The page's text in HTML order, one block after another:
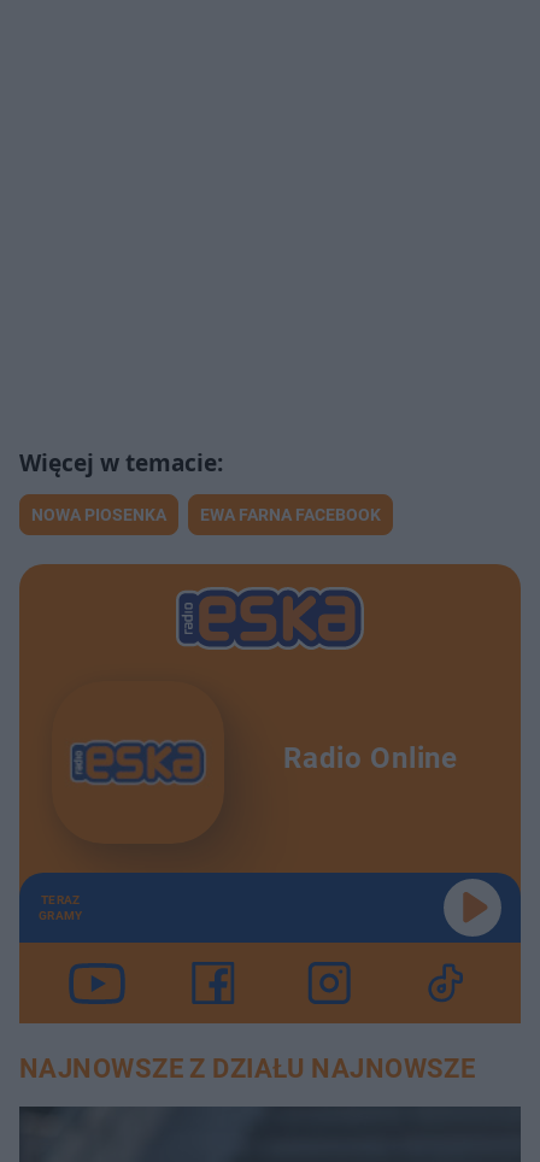
NOWA PIOSENKA EWA FARNA FACEBOOK
Radio Online
TERAZ
GRAMY
NAJNOWSZE Z DZIAŁU NAJNOWSZE